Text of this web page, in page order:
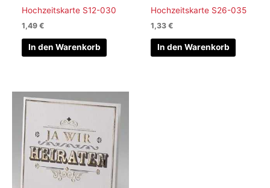
Hochzeitskarte S12-030
1,49€
In den Warenkorb
Hochzeitskarte S26-035
1,33€
In den Warenkorb